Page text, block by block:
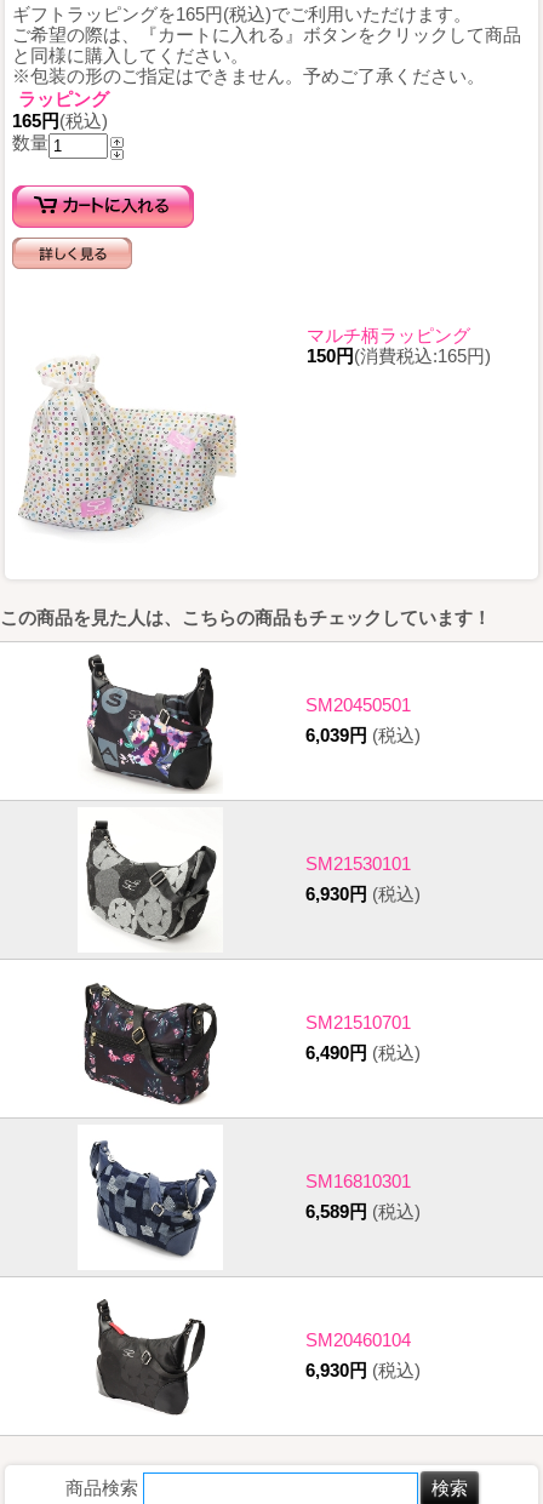
ギフトラッピングを165円(税込)でご利用いただけます。
ご希望の際は、『カートに入れる』ボタンをクリックして商品
と同様に購入してください。
※包装の形のご指定はできません。予めご了承ください。
ラッピング
165円(税込)
数量
マルチ柄ラッピング
150円(消費税込:165円)
この商品を見た人は、こちらの商品もチェックしています！
SM20450501
6,039円 (税込)
SM21530101
6,930円 (税込)
SM21510701
6,490円 (税込)
SM16810301
6,589円 (税込)
SM20460104
6,930円 (税込)
商品検索